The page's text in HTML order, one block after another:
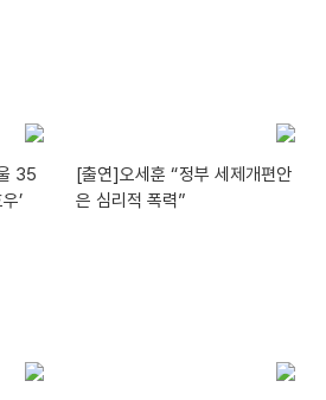
35
’
[출연]오세훈 “정부 세제개편안
은 심리적 폭력”